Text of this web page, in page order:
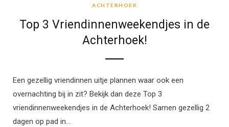
ACHTERHOEK
Top 3 Vriendinnenweekendjes in de
Achterhoek!
Een gezellig vriendinnen uitje plannen waar ook een
overnachting bij in zit? Bekijk dan deze Top 3
vriendinnenweekendjes in de Achterhoek! Samen gezellig 2
dagen op pad in…